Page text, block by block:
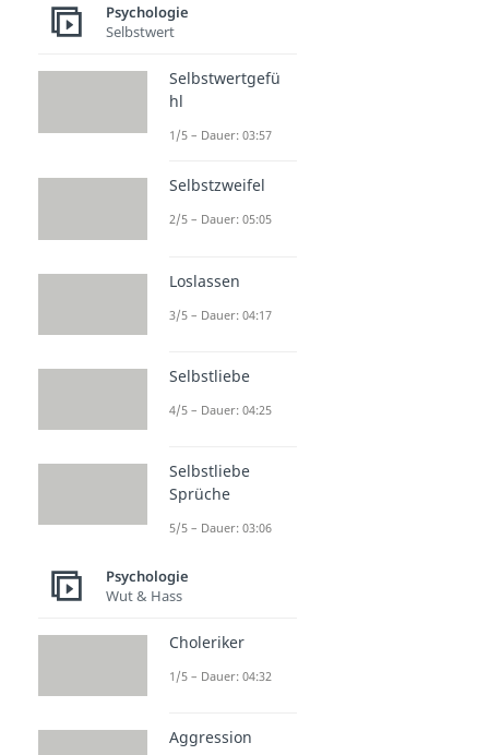
Psychologie
Selbstwert
Selbstwertgefü
hl
1/5 – Dauer: 03:57
Selbstzweifel
2/5 – Dauer: 05:05
Loslassen
3/5 – Dauer: 04:17
Selbstliebe
4/5 – Dauer: 04:25
Selbstliebe
Sprüche
5/5 – Dauer: 03:06
Psychologie
Wut & Hass
Choleriker
1/5 – Dauer: 04:32
Aggression